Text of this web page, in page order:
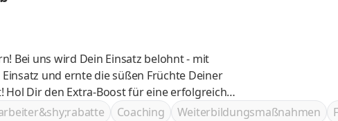
und ernte die süßen Früchte Deiner
Du bestens vorbereitet, um durchzustarten
Coaching Weiterbildungsmaßnahmen